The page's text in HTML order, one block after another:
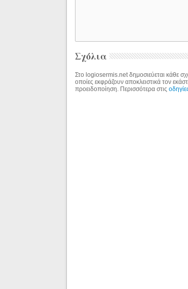
Σχόλια
Στο logiosermis.net δημοσιεύεται κάθε
οποίες εκφράζουν αποκλειστικά τον
προειδοποίηση. Περισσότερα στις